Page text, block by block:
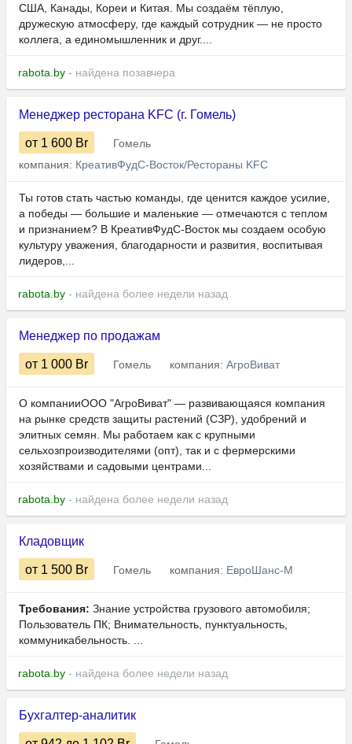
США, Канады, Кореи и Китая. Мы создаём тёплую,
дружескую атмосферу, где каждый сотрудник — не просто
коллега, а единомышленник и друг....
rabota.by - найдена позавчера
Менеджер ресторана KFC (г. Гомель)
от 1 600 Br
Гомель
компания: КреативФудС-Восток/Рестораны KFC
Ты готов стать частью команды, где ценится каждое усилие,
а победы — большие и маленькие — отмечаются с теплом
и признанием? В КреативФудС-Восток мы создаем особую
культуру уважения, благодарности и развития, воспитывая
лидеров,...
rabota.by - найдена более недели назад
Менеджер по продажам
от 1 000 Br Гомель компания: АгроВиват
О компанииООО "АгроВиват" — развивающаяся компания
на рынке средств защиты растений (СЗР), удобрений и
элитных семян. Мы работаем как с крупными
сельхозпроизводителями (опт), так и с фермерскими
хозяйствами и садовыми центрами...
rabota.by - найдена более недели назад
Кладовщик
от 1 500 Br Гомель компания: ЕвроШанс-М
Требования: Знание устройства грузового автомобиля;
Пользователь ПК; Внимательность, пунктуальность,
коммуникабельность. ...
rabota.by - найдена более недели назад
Бухгалтер-аналитик